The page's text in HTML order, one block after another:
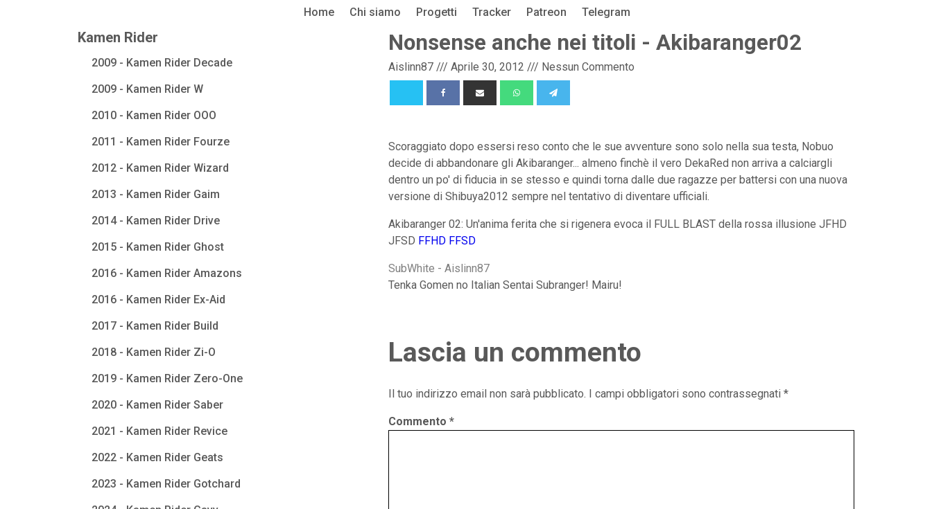
Home Chi siamo Progetti Tracker Patreon Telegram
Kamen Rider
2009 - Kamen Rider Decade
2009 - Kamen Rider W
2010 - Kamen Rider OOO
2011 - Kamen Rider Fourze
2012 - Kamen Rider Wizard
2013 - Kamen Rider Gaim
2014 - Kamen Rider Drive
2015 - Kamen Rider Ghost
2016 - Kamen Rider Amazons
2016 - Kamen Rider Ex-Aid
2017 - Kamen Rider Build
2018 - Kamen Rider Zi-O
2019 - Kamen Rider Zero-One
2020 - Kamen Rider Saber
2021 - Kamen Rider Revice
2022 - Kamen Rider Geats
2023 - Kamen Rider Gotchard
Nonsense anche nei titoli - Akibaranger02
Aislinn87 /// Aprile 30, 2012 /// Nessun Commento
Scoraggiato dopo essersi reso conto che le sue avventure sono solo nella sua testa, Nobuo
decide di abbandonare gli Akibaranger... almeno finchè il vero DekaRed non arriva a calciargli
dentro un po' di fiducia in se stesso e quindi torna dalle due ragazze per battersi con una nuova
versione di Shibuya2012 sempre nel tentativo di diventare ufficiali.
Akibaranger 02: Un'anima ferita che si rigenera evoca il FULL BLAST della rossa illusione JFHD
JFSD FFHD FFSD
SubWhite - Aislinn87
Tenka Gomen no Italian Sentai Subranger! Mairu!
Lascia un commento
Il tuo indirizzo email non sarà pubblicato. I campi obbligatori sono contrassegnati *
Commento *